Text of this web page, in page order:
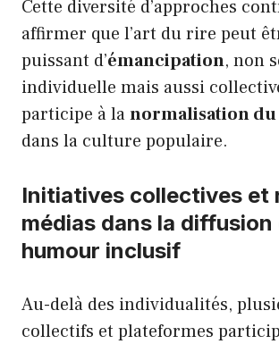
Cette diversité d’approches
affirmer que l’art du rire peut
puissant d’émancipation, non
individuelle mais aussi
participe à lanormalisation
dans la culture populaire.
Initiatives collectives et
médias dans la diffusion
humour inclusif
Au-delà des individualités,
collectifs et plateformes